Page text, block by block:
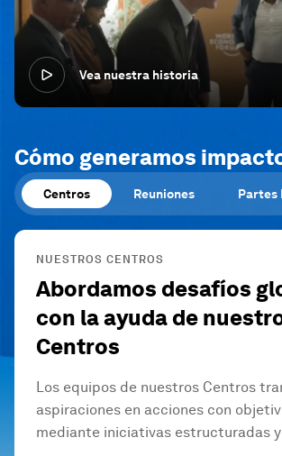
Vea nuestra historia
Cómo generamos
Centros Reuniones Partes
NUESTROS CENTROS
Abordamos desafíos
con la ayuda de
Centros
Los equipos de nuestros Centros
aspiraciones en acciones con
mediante iniciativas estructuradas